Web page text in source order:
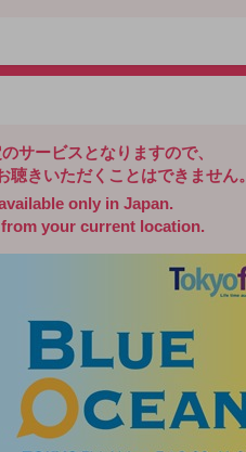
サービスとなりますので、
きいただくことはできません。
only in Japan.
your current location.